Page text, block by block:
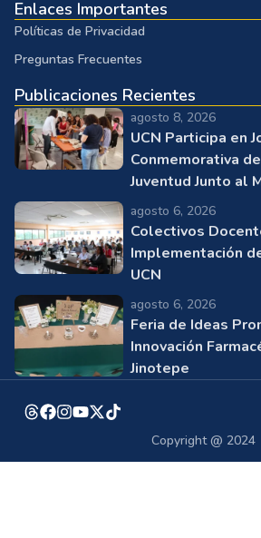
Enlaces Importantes
Políticas de Privacidad
Preguntas Frecuentes
Publicaciones Recientes
agosto 8, 2026
UCN Participa en
Conmemorativa
Juventud Junto al
agosto 6, 2026
Colectivos
Implementación
UCN
agosto 6, 2026
Feria de Ideas
Innovación
Jinotepe
Copyright @ 2024